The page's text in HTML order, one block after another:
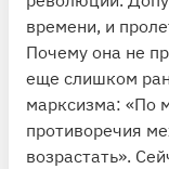
времени, и
Почему она не
еще слишком
марксизма: «По
противоречия
возрастать».